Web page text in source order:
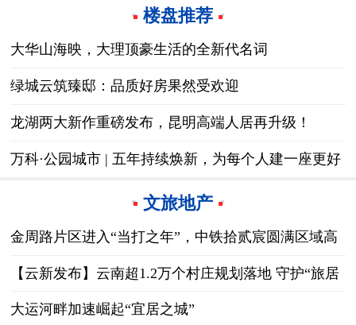
楼盘推荐
大华山海映，大理顶豪生活的全新代名词
绿城云筑臻邸：品质好房果然受欢迎
龙湖两大新作重磅发布，昆明高端人居再升级！
万科·公园城市 | 五年持续焕新，为每个人建一座更好
文旅地产
金周路片区进入“当打之年”，中铁拾贰宸圆满区域高
端改善拼图
【云新发布】云南超1.2万个村庄规划落地 守护“旅居
云南”健康发展
大运河畔加速崛起“宜居之城”